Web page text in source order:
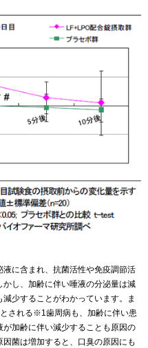
に含まれ、抗菌活性や免疫調節活
し、加齢に伴い唾液の分泌量は減
少することがわかっています。ま
される※1歯周病も、加齢に伴い患
加齢に伴い減少することも原因の
菌は増加すると、口臭の原因にも